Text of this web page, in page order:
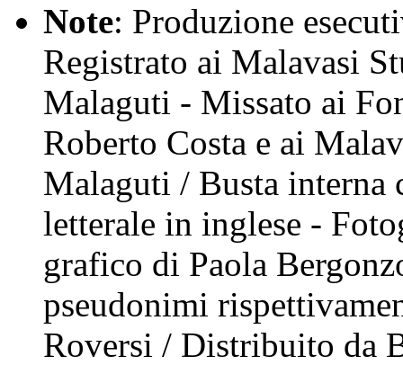
Note: Produzione
Registrato ai Malavasi
Malaguti - Missato ai
Roberto Costa e ai
Malaguti / Busta interna
letterale in inglese -
grafico di Paola
pseudonimi
Roversi / Distribuito da